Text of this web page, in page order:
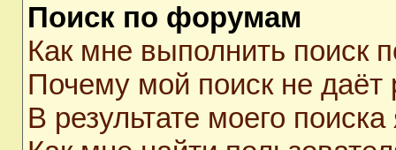
Поиск по форумам
Как мне выполнить
Почему мой поиск не даёт
В результате моего